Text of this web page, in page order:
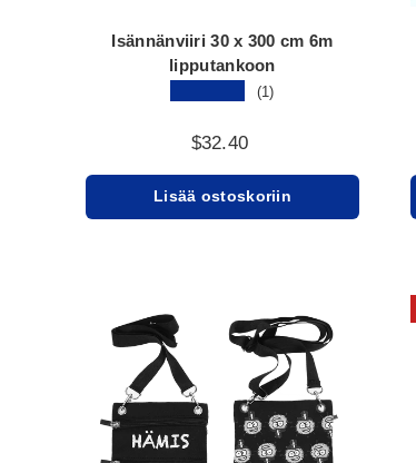
Isännänviiri 30 x 300 cm 6m
lipputankoon
(1)
$32.40
Lisää ostoskoriin